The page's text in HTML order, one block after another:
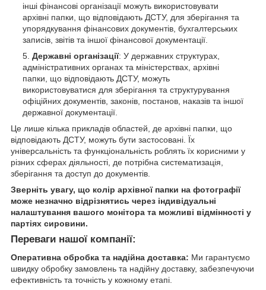
інші фінансові організації можуть використовувати
архівні папки, що відповідають ДСТУ, для зберігання та
упорядкування фінансових документів, бухгалтерських
записів, звітів та іншої фінансової документації.
Державні організації: У державних структурах,
адміністративних органах та міністерствах, архівні
папки, що відповідають ДСТУ, можуть
використовуватися для зберігання та структурування
офіційних документів, законів, постанов, наказів та іншої
державної документації.
Це лише кілька прикладів областей, де архівні папки, що
відповідають ДСТУ, можуть бути застосовані. Їх
універсальність та функціональність роблять їх корисними у
різних сферах діяльності, де потрібна систематизація,
зберігання та доступ до документів.
Зверніть увагу, що колір архівної папки на фотографії
може незначно відрізнятись через індивідуальні
налаштування вашого монітора та можливі відмінності у
партіях сировини.
Переваги нашої компанії:
Оперативна обробка та надійна доставка: Ми гарантуємо
швидку обробку замовлень та надійну доставку, забезпечуючи
ефективність та точність у кожному етапі.